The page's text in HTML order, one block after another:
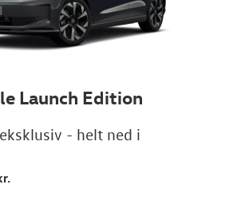
Launch Edition
- helt ned i